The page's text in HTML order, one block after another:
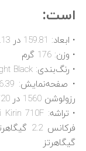
است:
• ابعاد: 159.81 در 76.13 در 8.13 میلی‌متر
• وزن: 176 گرم
• رنگ‌بندی: Aurora Blue, Midnight Black
رزولوشن 1560 در 720 پیکسل (HD+)
گیگاهرتز